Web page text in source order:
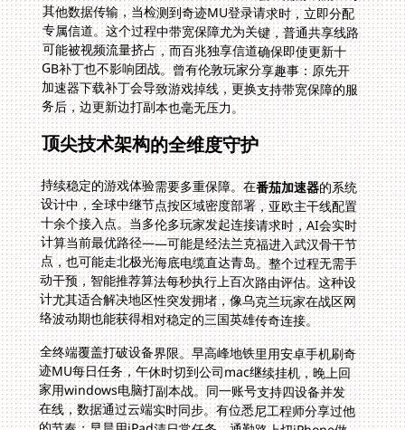
务后，边更新边打副本也毫无压力。
顶尖技术架构的全维度守护
持续稳定的游戏体验需要多重保障。在番茄加速器的系统
设计中，全球中继节点按区域密度部署，亚欧主干线配置
十余个接入点。当多伦多玩家发起连接请求时，AI会实时
计算当前最优路径——可能是经法兰克福进入武汉骨干节
点，也可能走北极光海底电缆直达青岛。整个过程无需手
动干预，智能推荐算法每秒执行上百次路由评估。这种设
计尤其适合解决地区性突发拥堵，像乌克兰玩家在战区网
络波动期也能获得相对稳定的三国英雄传奇连接。
全终端覆盖打破设备界限。早高峰地铁里用安卓手机刷奇
迹MU每日任务，午休时切到公司mac继续挂机，晚上回
家用windows电脑打副本战。同一账号支持四设备并发
在线，数据通过云端实时同步。有位悉尼工程师分享过他
的节奏：早晨用iPad清日常任务，通勤路上切iPhone做